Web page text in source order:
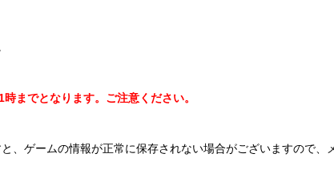
までとなります。ご注意ください。
、ゲームの情報が正常に保存されない場合がございますので、